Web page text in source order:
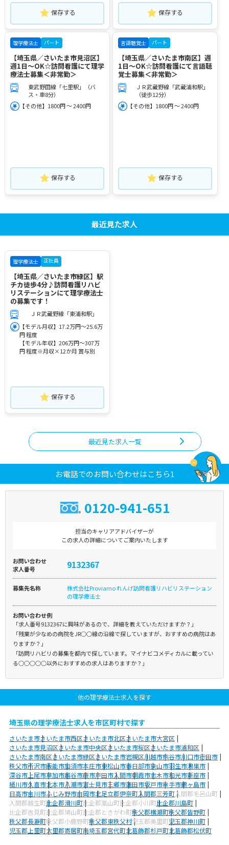
保存する 保存する
理学療法士 パート
【埼玉県／さいたま市見沼区】
週1日～OK☆訪問看護にて理学
療法士募集＜非常勤＞
東武野田線「七里駅」（バ
ス・車8分）
【その他】1800円 ～ 2400円
保存する
言語聴覚士 パート
【埼玉県／さいたま市南区】週
1日～OK☆訪問看護にて言語聴
覚士募集＜非常勤＞
ＪＲ武蔵野線「武蔵浦和駅」
（徒歩12分）
【その他】1800円 ～ 2400円
保存する
最近見た求人
理学療法士 正社員
【埼玉県／さいたま市緑区】駅
チカ徒歩4分♪訪問看護リハビ
リステーションにて理学療法士
の募集です！
ＪＲ武蔵野線「東浦和駅」
【モデル月収】17.2万円～25.6万
円 程度
【モデル年収】206万円～307万
円 程度※月収×12か月 賞与別
保存する
最近見た求人一覧
お電話でのお問い合わせはこちら1
0120-941-651
担当のキャリアアドバイザーが
この求人の詳細についてご案内いたします
お問い合わせ
求人番号
9132367
募集先名称
株式会社Proviamo れんげ訪問看護リハビリステーション
の理学療法士
お問い合わせ例
「求人番号9132367に興味があるので、詳細を教えていただけますか？」
「残業が少なめの病院をJR○○線の沿線で探していますが、おすすめの病院はあ
りますか？」
「訪問リハビリの募集を都内で探しています。マイナビコメディカルに載ってい
る○○○○○以外におすすめの求人はありますか？」
他の理学療法士求人を探す
埼玉県の理学療法士求人を市区町村で探す
さいたま市さいたま市西区さいたま市北区さいたま市大宮区
さいたま市見沼区さいたま市中央区さいたま市桜区さいたま市浦和区
さいたま市南区さいたま市緑区さいたま市岩槻区川越市熊谷市川口市行田市
秩父市所沢市飯能市加須市本庄市東松山市春日部市狭山市羽生市鴻巣市
深谷市 上尾市草加市越谷市蕨市戸田市入間市朝霞市志木市和光市新座市
桶川市久喜市北本市八潮市富士見市三郷市蓮田市坂戸市幸手市鶴ヶ島市
日高市吉川市ふじみ野市白岡市北足立郡伊奈町入間郡三芳町入間郡毛呂山町
入間郡越生町比企郡滑川町比企郡嵐山町比企郡小川町比企郡川島町
比企郡吉見町比企郡鳩山町比企郡ときがわ町秩父郡横瀬町秩父郡皆野町
秩父郡長瀞町秩父郡小鹿野町秩父郡東秩父村児玉郡美里町児玉郡神川町
児玉郡上里町大里郡寄居町南埼玉郡宮代町北葛飾郡杉戸町北葛飾郡松伏町